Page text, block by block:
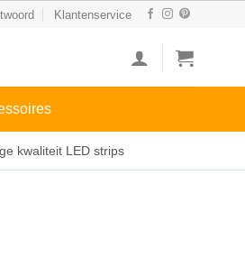
Klantenservice
kwaliteit LED strips